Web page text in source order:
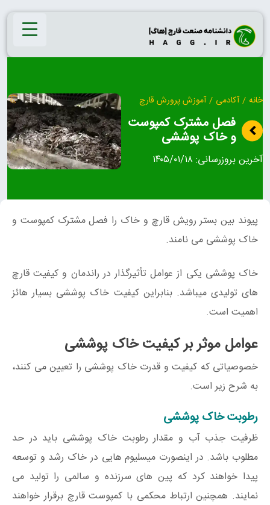
Skip
content
خانه / آکادمی / آموزش پرورش قارچ
فصل مشترک کمپوست
و خاک پوششی
آخرین بروزرسانی:۱۴۰۵/۰۱/۱۸
پیوند بین بستر رویش قارچ و خاک را فصل مشترک کمپوست و
خاک پوششی می نامند.
خاک پوششی یکی از عوامل تأثیرگذار در راندمان و کیفیت قارچ
های تولیدی می‍باشد. بنابراین کیفیت خاک پوششی بسیار هائز
اهمیت است.
عوامل موثر بر کیفیت خاک پوششی
خصوصیاتی که کیفیت و قدرت خاک پوششی را تعیین می کنند،
به شرح زیر است.
رطوبت خاک پوششی
ظرفیت جذب آب و مقدار رطوبت خاک پوششی باید در حد
مطلوب باشد. در اینصورت میسلیوم هایی در خاک رشد و توسعه
پیدا خواهند کرد که پین های سرزنده و سالمی را تولید می
نمایند. همچنین ارتباط محکمی با کمپوست قارچ برقرار خواهند